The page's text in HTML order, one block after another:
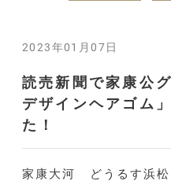
2023年01月07日
読売新聞で家康公
デザインヘアゴム
た！
家康大河 どうるす浜松